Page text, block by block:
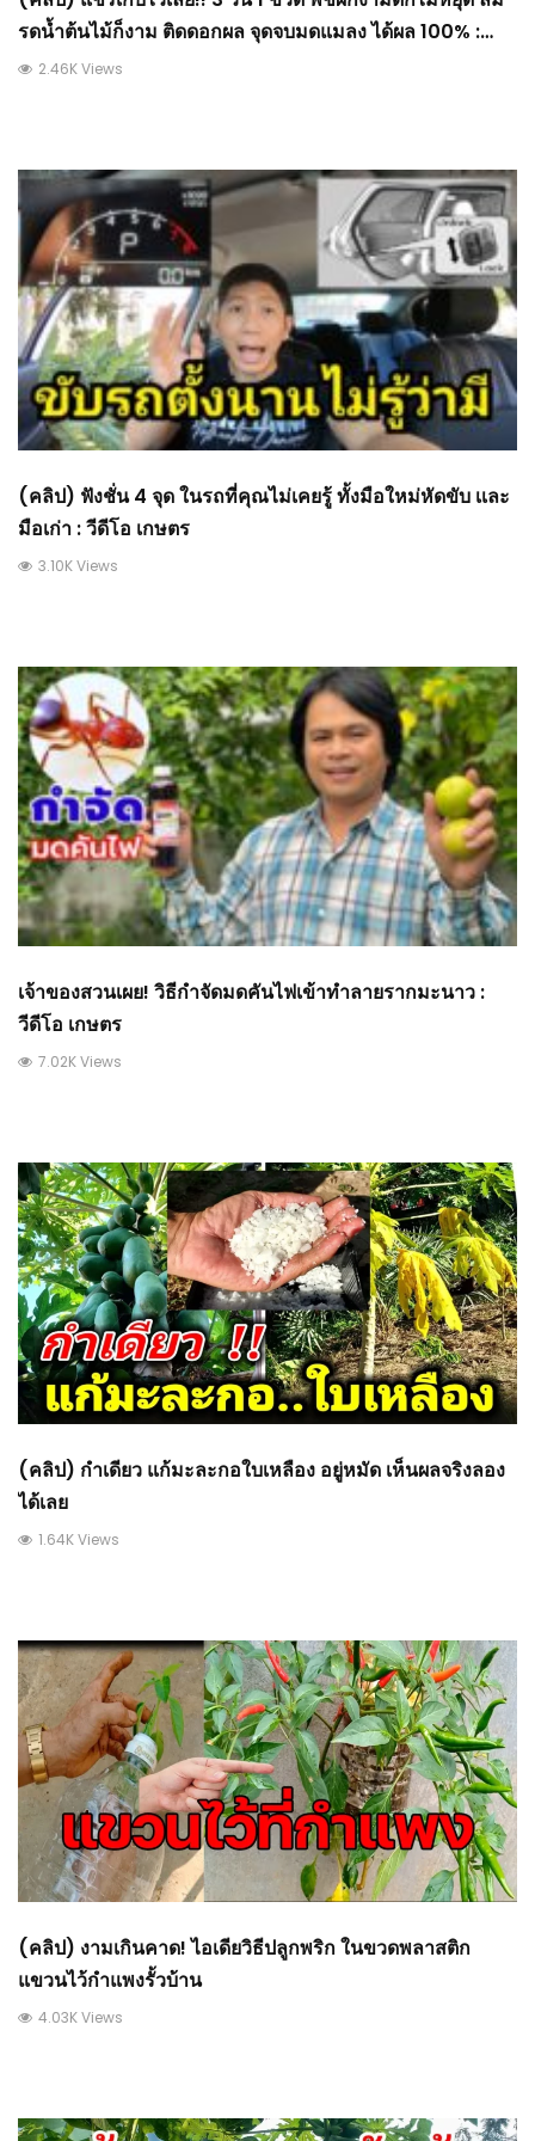
รดน้ำต้นไม้ก็งาม ติดดอกผล จุดจบมดแมลง ได้ผล 100% :
วีดีโอ เกษตร
2.46K Views
(คลิป) ฟังชั่น 4 จุด ในรถที่คุณไม่เคยรู้ ทั้งมือใหม่หัดขับ เเละ
มือเก่า : วีดีโอ เกษตร
3.10K Views
เจ้าของสวนเผย! วิธีกำจัดมดคันไฟเข้าทำลายรากมะนาว :
วีดีโอ เกษตร
7.02K Views
(คลิป) กำเดียว แก้มะละกอใบเหลือง อยู่หมัด เห็นผลจริงลอง
ได้เลย
1.64K Views
(คลิป) งามเกินคาด! ไอเดียวิธีปลูกพริก ในขวดพลาสติก
แขวนไว้กำแพงรั้วบ้าน
4.03K Views